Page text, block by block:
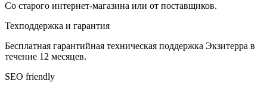
Со старого интернет-магазина или от поставщиков.
Техподдержка и гарантия
Бесплатная гарантийная техническая поддержка Экзитерра в
течение 12 месяцев.
SEO friendly